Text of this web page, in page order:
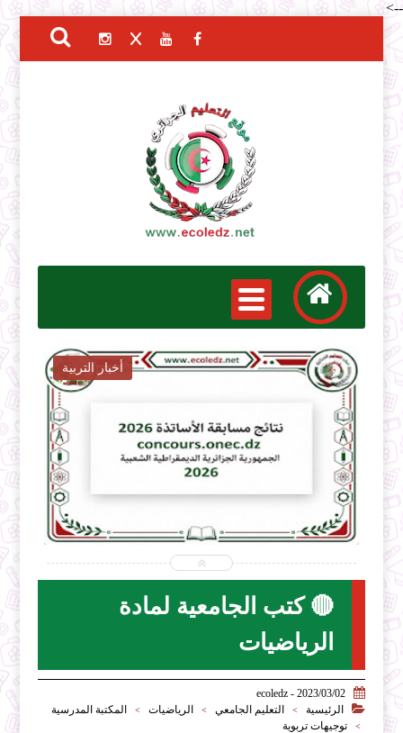
-->
أخبار التربية
2026-07-31
ecoledz.net
🔴 كتب الجامعية لمادة
الرياضيات

2023/03/02 - ecoledz

الرئيسية > التعليم الجامعي > الرياضيات > المكتبة المدرسية
> توجيهات تربوية